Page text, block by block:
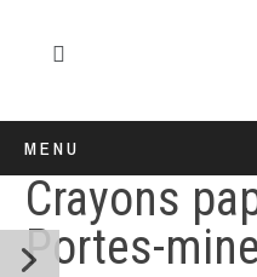
MENU
Crayons
Portes-